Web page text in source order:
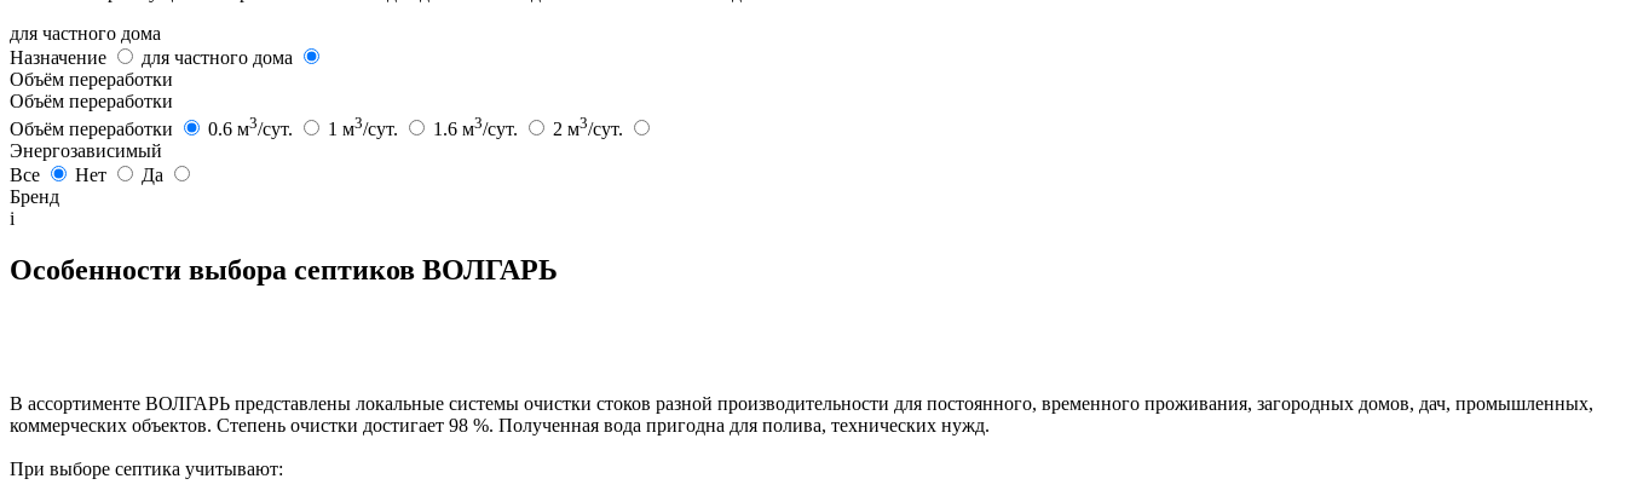
для частного дома
Назначение
для частного дома
Объём переработки
Объём переработки
Объём переработки
0.6 м3/сут. 1 м3/сут. 1.6 м3/сут. 2 м3/сут.
Энергозависимый
Все
Нет
Да
Бренд
i
Особенности выбора септиков ВОЛГАРЬ
В ассортименте ВОЛГАРЬ представлены локальные системы очистки стоков разной производительности для постоянного, временного проживания, загородных домов, дач, промышленных,
коммерческих объектов. Степень очистки достигает 98 %. Полученная вода пригодна для полива, технических нужд.
При выборе септика учитывают: